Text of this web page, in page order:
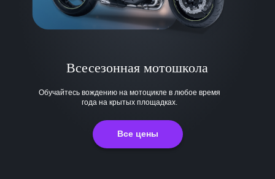
Всесезонная мотошкола
Обучайтесь вождению на мотоцикле в любое время
года на крытых площадках.
Все цены